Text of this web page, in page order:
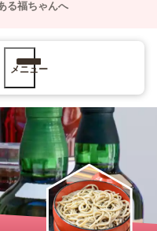
る福ちゃんへ
メニュー